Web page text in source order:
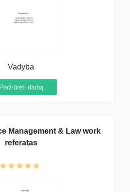
Vadyba
Peržiūrėti darbą
Management & Law work
referatas